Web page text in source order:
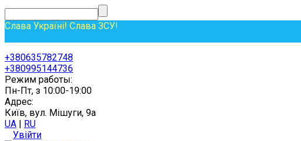
Слава Україні! Слава ЗСУ!
+380635782748
+380995144736
Режим работы:
Пн-Пт, з 10:00-19:00
Адрес:
Київ, вул. Мішуги, 9а
UA | RU
Увійти